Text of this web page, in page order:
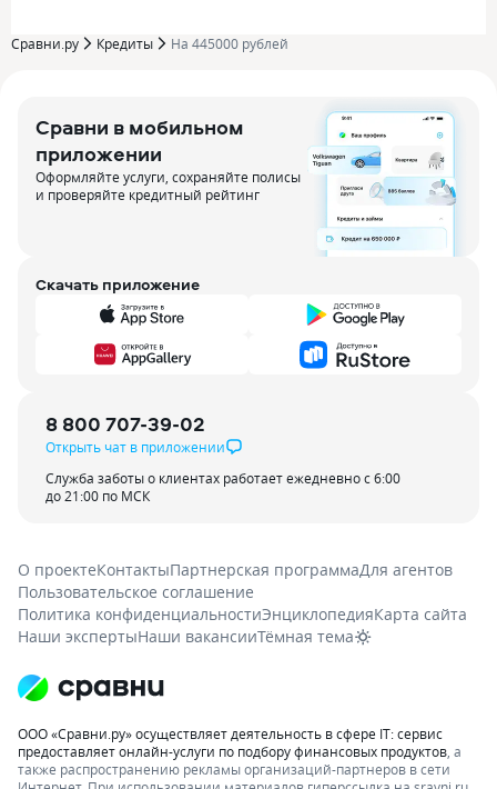
Сравни.ру Кредиты На 445000 рублей
Сравни в мобильном
приложении
Оформляйте услуги, сохраняйте полисы
и проверяйте кредитный рейтинг
Скачать приложение
8 800 707-39-02
Открыть чат в приложении
Служба заботы о клиентах работает ежедневно с 6:00
до 21:00 по МСК
О проектеКонтактыПартнерская программаДля агентов
Пользовательское соглашение
Политика конфиденциальностиЭнциклопедияКарта сайта
Наши экспертыНаши вакансииТёмная тема
ООО «Сравни.ру» осуществляет деятельность в сфере IT: сервис
предоставляет онлайн-услуги по подбору финансовых продуктов, а
также распространению рекламы организаций-партнеров в сети